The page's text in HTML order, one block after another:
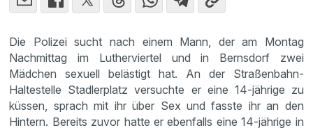
Die Polizei sucht nach einem Mann, der am Montag
Nachmittag im Lutherviertel und in Bernsdorf zwei
Mädchen sexuell belästigt hat. An der Straßenbahn-
Haltestelle Stadlerplatz versuchte er eine 14-jährige zu
küssen, sprach mit ihr über Sex und fasste ihr an den
Hintern. Bereits zuvor hatte er ebenfalls eine 14-jährige in